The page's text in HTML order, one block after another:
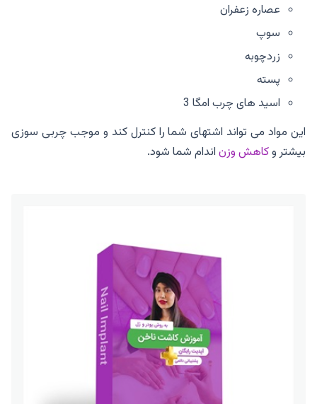
عصاره زعفران
سوپ
زردچوبه
پسته
اسید های چرب امگا 3
این مواد می تواند اشتهای شما را کنترل کند و موجب چربی سوزی
بیشتر وکاهش وزناندام شما شود.